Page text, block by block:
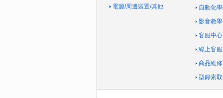
電源/周邊裝置/其他
自動化
影音教學
客服中心
線上客服
商品維修
型錄索取